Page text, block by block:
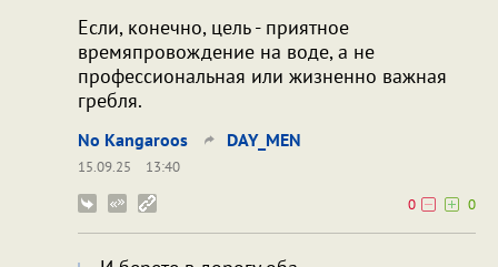
Если, конечно, цель - приятное
времяпровождение на воде, а не
профессиональная или жизненно важная
гребля.
No Kangaroos DAY_MEN
15.09.25
13:40
0
0